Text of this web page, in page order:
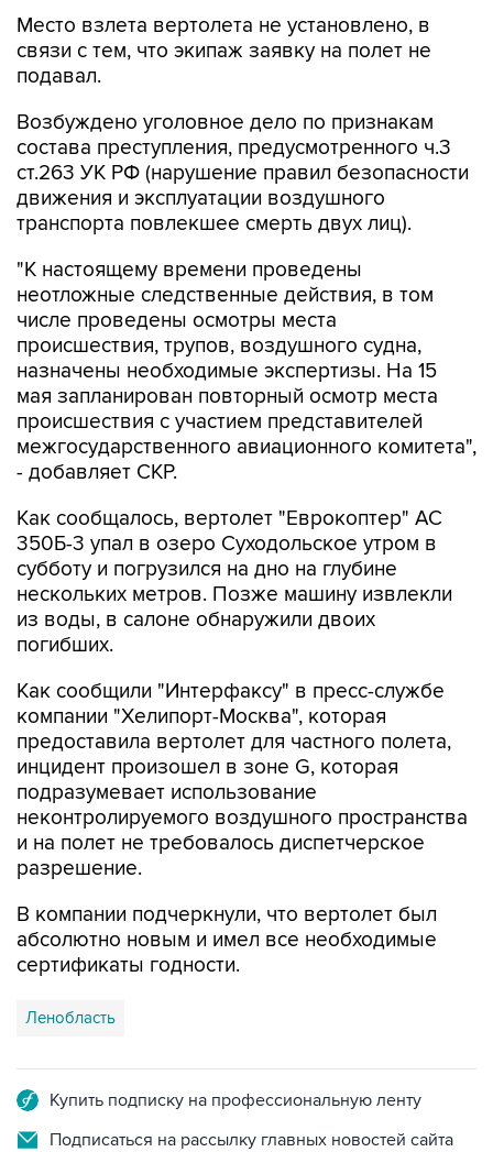
Место взлета вертолета не установлено, в
связи с тем, что экипаж заявку на полет не
подавал.
Возбуждено уголовное дело по признакам
состава преступления, предусмотренного ч.3
ст.263 УК РФ (нарушение правил безопасности
движения и эксплуатации воздушного
транспорта повлекшее смерть двух лиц).
"К настоящему времени проведены
неотложные следственные действия, в том
числе проведены осмотры места
происшествия, трупов, воздушного судна,
назначены необходимые экспертизы. На 15
мая запланирован повторный осмотр места
происшествия с участием представителей
межгосударственного авиационного комитета",
- добавляет СКР.
Как сообщалось, вертолет "Еврокоптер" АС
350Б-3 упал в озеро Суходольское утром в
субботу и погрузился на дно на глубине
нескольких метров. Позже машину извлекли
из воды, в салоне обнаружили двоих
погибших.
Как сообщили "Интерфаксу" в пресс-службе
компании "Хелипорт-Москва", которая
предоставила вертолет для частного полета,
инцидент произошел в зоне G, которая
подразумевает использование
неконтролируемого воздушного пространства
и на полет не требовалось диспетчерское
разрешение.
В компании подчеркнули, что вертолет был
абсолютно новым и имел все необходимые
сертификаты годности.
Ленобласть
Купить подписку на профессиональную ленту
Подписаться на рассылку главных новостей сайта